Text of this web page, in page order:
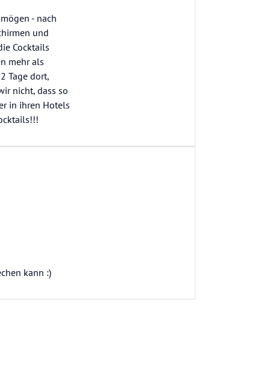
- nach
und
Cocktails
mehr als
Tage dort,
nicht, dass so
in ihren Hotels
kann :)